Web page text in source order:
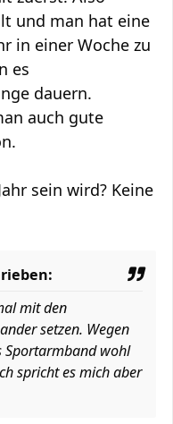
und man hat eine
in einer Woche zu
es
dauern.
auch gute
sein wird? Keine
mit den
setzen. Wegen
Sportarmband wohl
spricht es mich aber